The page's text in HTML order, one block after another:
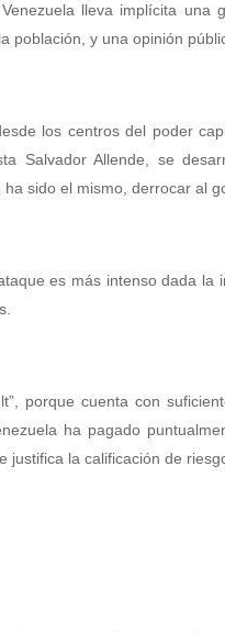
lleva implícita
población, y una opinión
los centros del poder
Salvador Allende, se
sido el mismo, derrocar al
es más intenso dada
porque cuenta con
ha pagado
la calificación de